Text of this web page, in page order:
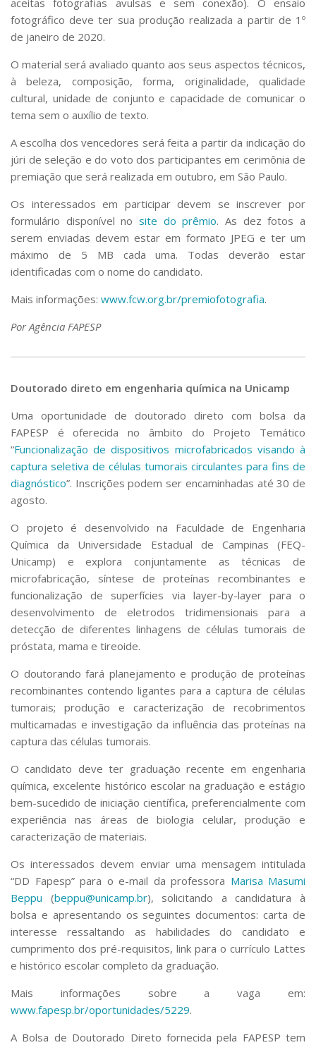
fotográfico deve ter sua produção realizada a partir de 1º
de janeiro de 2020.
O material será avaliado quanto aos seus aspectos técnicos,
à beleza, composição, forma, originalidade, qualidade
cultural, unidade de conjunto e capacidade de comunicar o
tema sem o auxílio de texto.
A escolha dos vencedores será feita a partir da indicação do
júri de seleção e do voto dos participantes em cerimônia de
premiação que será realizada em outubro, em São Paulo.
Os interessados em participar devem se inscrever por
formulário disponível no site do prêmio. As dez fotos a
serem enviadas devem estar em formato JPEG e ter um
máximo de 5 MB cada uma. Todas deverão estar
identificadas com o nome do candidato.
Mais informações: www.fcw.org.br/premiofotografia.
Por Agência FAPESP
Doutorado direto em engenharia química na Unicamp
Uma oportunidade de doutorado direto com bolsa da
FAPESP é oferecida no âmbito do Projeto Temático
“Funcionalização de dispositivos microfabricados visando à
captura seletiva de células tumorais circulantes para fins de
diagnóstico”. Inscrições podem ser encaminhadas até 30 de
agosto.
O projeto é desenvolvido na Faculdade de Engenharia
Química da Universidade Estadual de Campinas (FEQ-
Unicamp) e explora conjuntamente as técnicas de
microfabricação, síntese de proteínas recombinantes e
funcionalização de superfícies via layer-by-layerpara o
desenvolvimento de eletrodos tridimensionais para a
detecção de diferentes linhagens de células tumorais de
próstata, mama e tireoide.
O doutorando fará planejamento e produção de proteínas
recombinantes contendo ligantes para a captura de células
tumorais; produção e caracterização de recobrimentos
multicamadas e investigação da influência das proteínas na
captura das células tumorais.
O candidato deve ter graduação recente em engenharia
química, excelente histórico escolar na graduação e estágio
bem-sucedido de iniciação científica, preferencialmente com
experiência nas áreas de biologia celular, produção e
caracterização de materiais.
Os interessados devem enviar uma mensagem intitulada
“DD Fapesp” para o e-mail da professora Marisa Masumi
Beppu (beppu@unicamp.br), solicitando a candidatura à
bolsa e apresentando os seguintes documentos: carta de
interesse ressaltando as habilidades do candidato e
cumprimento dos pré-requisitos, link para o currículo Lattes
e histórico escolar completo da graduação.
Mais informações sobre a vaga em:
www.fapesp.br/oportunidades/5229.
A Bolsa de Doutorado Direto fornecida pela FAPESP tem